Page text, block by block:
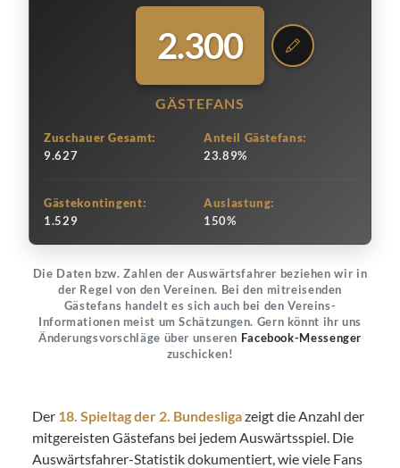
2.300
GÄSTEFANS
Zuschauer Gesamt:
9.627
Anteil Gästefans:
23.89%
Gästekontingent:
1.529
Auslastung:
150%
Die Daten bzw. Zahlen der Auswärtsfahrer beziehen wir in
der Regel von den Vereinen. Bei den mitreisenden
Gästefans handelt es sich auch bei den Vereins-
Informationen meist um Schätzungen. Gern könnt ihr uns
Änderungsvorschläge über unseren Facebook-Messenger
zuschicken!
Der 18. Spieltag der 2. Bundesligazeigt die Anzahl der
mitgereisten Gästefans bei jedem Auswärtsspiel. Die
Auswärtsfahrer-Statistik dokumentiert, wie viele Fans